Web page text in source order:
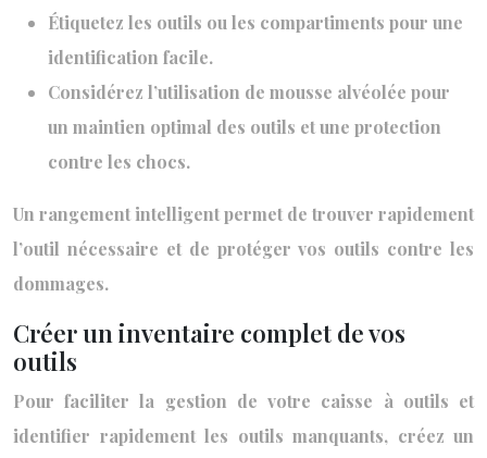
Étiquetez les outils ou les compartiments pour une
identification facile.
Considérez l’utilisation de mousse alvéolée pour
un maintien optimal des outils et une protection
contre les chocs.
Un rangement intelligent permet de trouver rapidement
l’outil nécessaire et de protéger vos outils contre les
dommages.
Créer un inventaire complet de vos
outils
Pour faciliter la gestion de votre caisse à outils et
identifier rapidement les outils manquants, créez un